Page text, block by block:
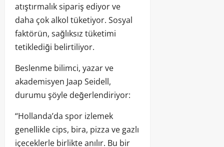
atıştırmalık sipariş ediyor ve
daha çok alkol tüketiyor. Sosyal
faktörün, sağlıksız tüketimi
tetiklediği belirtiliyor.
Beslenme bilimci, yazar ve
akademisyen Jaap Seidell,
durumu şöyle değerlendiriyor:
“Hollanda’da spor izlemek
genellikle cips, bira, pizza ve gazlı
içeceklerle birlikte anılır. Bu bir